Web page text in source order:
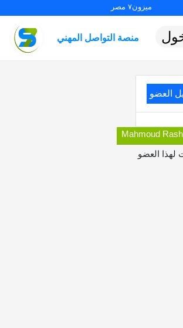
ميزون٧ مصر
منصة التواصل المهني
العضو
لهذا العضو